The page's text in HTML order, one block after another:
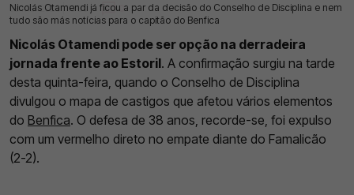
Nicolás Otamendi já ficou a par da decisão do Conselho de Disciplina e nem
tudo são más notícias para o capitão do Benfica
08 Mai 2026 | 16:30 | 0
Nicolás Otamendi pode ser opção na derradeira
jornada frente ao Estoril. A confirmação surgiu na tarde
desta quinta-feira, quando o Conselho de Disciplina
divulgou o mapa de castigos que afetou vários elementos
do Benfica. O defesa de 38 anos, recorde-se, foi expulso
com um vermelho direto no empate diante do Famalicão
(2-2).